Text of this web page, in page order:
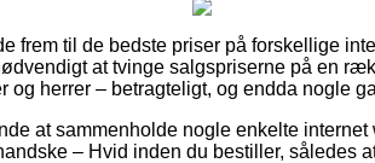
frem til de bedste priser på forskellige
at tvinge salgspriserne på en
og herrer – betragteligt, og endda nogle
at sammenholde nogle enkelte
– Hvid inden du bestiller, således